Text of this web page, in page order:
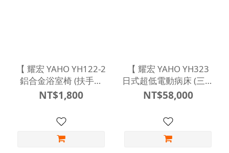
【 耀宏 YAHO YH122-2
鋁合金浴室椅 (扶手可
拆) 】
NT$1,800
【 耀宏 YAHO YH323
日式超低電動病床 (三馬
達) 】
NT$58,000